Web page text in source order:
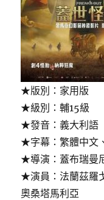
★版別：家用版
★級別：輔15級
★發音：義大利語
★字幕：繁體中文
★導演：蓋布瑞
★演員：法蘭茲羅
奧桑塔馬利亞